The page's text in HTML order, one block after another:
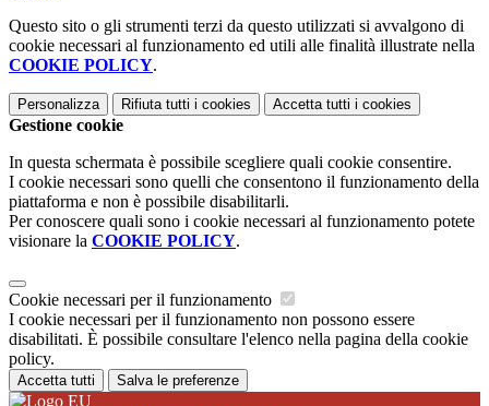
Questo sito o gli strumenti terzi da questo utilizzati si avvalgono di
cookie necessari al funzionamento ed utili alle finalità illustrate nella
COOKIE POLICY.
Personalizza Rifiuta tutti i cookies Accetta tutti i cookies
Gestione cookie
In questa schermata è possibile scegliere quali cookie consentire.
I cookie necessari sono quelli che consentono il funzionamento della
piattaforma e non è possibile disabilitarli.
Per conoscere quali sono i cookie necessari al funzionamento potete
visionare la COOKIE POLICY.
Cookie necessari per il funzionamento
I cookie necessari per il funzionamento non possono essere
disabilitati. È possibile consultare l'elenco nella pagina della cookie
policy.
Accetta tutti Salva le preferenze